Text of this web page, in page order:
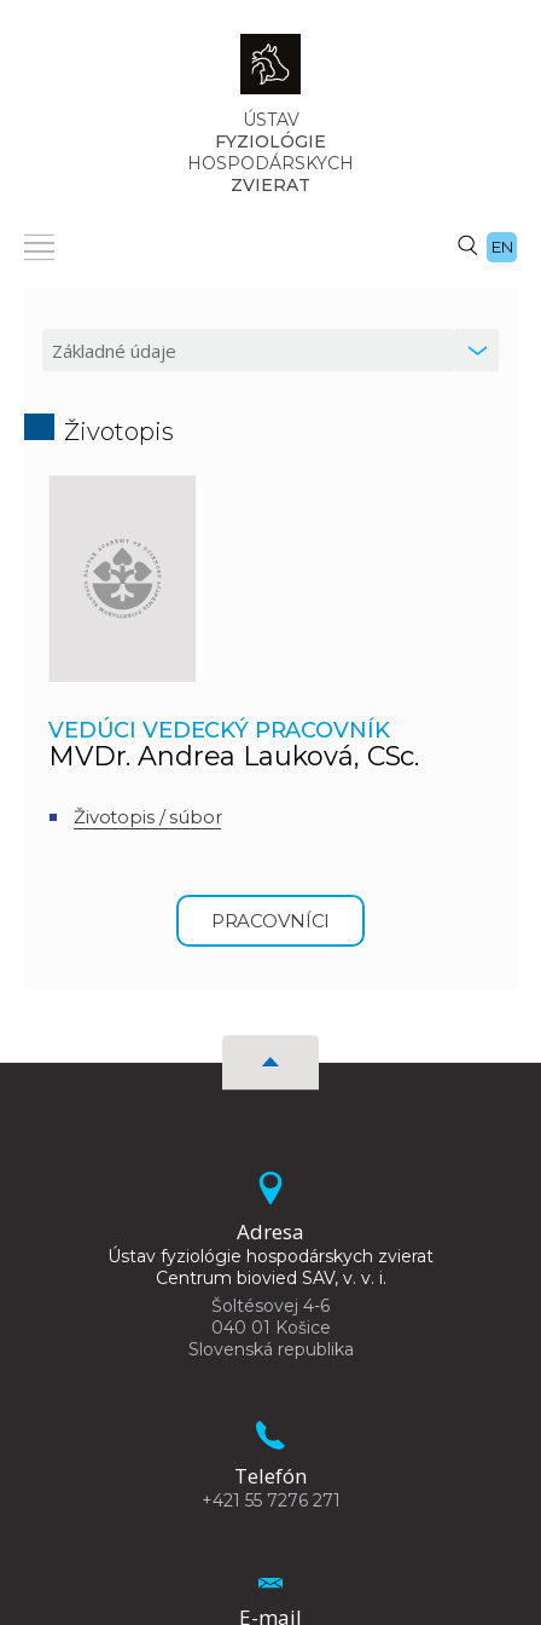
ÚSTAV
FYZIOLÓGIE
HOSPODÁRSKYCH
ZVIERAT
EN
Životopis
VEDÚCI VEDECKÝ PRACOVNÍK
MVDr. Andrea Lauková, CSc.
Životopis / súbor
PRACOVNÍCI
Adresa
Ústav fyziológie hospodárskych zvierat
Centrum biovied SAV, v. v. i.
Šoltésovej 4-6
040 01 Košice
Slovenská republika
Telefón
+421 55 7276 271
E-mail